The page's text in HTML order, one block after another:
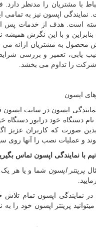
با مشتریان را مدنظر
نمایندگی اپسون نیز به
بسته است. هدف از خدمات
و با این نگرش
به مشتریان ارائه می
عیب یابی، تعمیر و بررسی
را تداوم می بخشد.
اپسون
اپسون در سایت
نام دستگاه خود درایور
بدین صورت که کاربران عزیز
و عملیات نصب را آنها روی
با نمایندگی اپسون تماس
پرینتر اپسون شما و یا هر
در نمایندگی اپسون تمام
پرینتر اپسون خود را